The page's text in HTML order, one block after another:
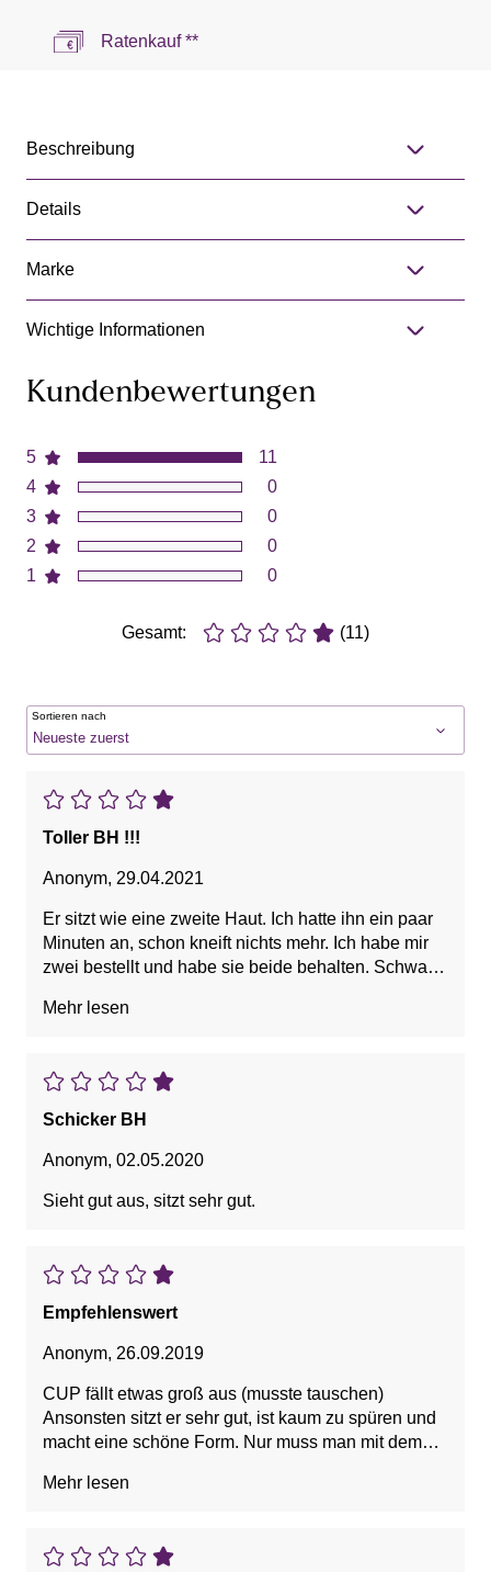
Ratenkauf **
Beschreibung
Details
Marke
Wichtige Informationen
Kundenbewertungen
5
4
3
2
1
11
0
0
0
0
Gesamt: (11)
Sortieren nach
Toller BH !!!
Anonym, 29.04.2021
Er sitzt wie eine zweite Haut. Ich hatte ihn ein paar
Minuten an, schon kneift nichts mehr. Ich habe mir
zwei bestellt und habe sie beide behalten. Schwarz
dünn, gut für den Sommer. Handwäsche. Sehr
Mehr lesen
Schicker BH
Anonym, 02.05.2020
Sieht gut aus, sitzt sehr gut.
Empfehlenswert
Anonym, 26.09.2019
CUP fällt etwas groß aus (musste tauschen)
Ansonsten sitzt er sehr gut, ist kaum zu spüren und
macht eine schöne Form. Nur muss man mit dem
hängen bleibt.
Mehr lesen